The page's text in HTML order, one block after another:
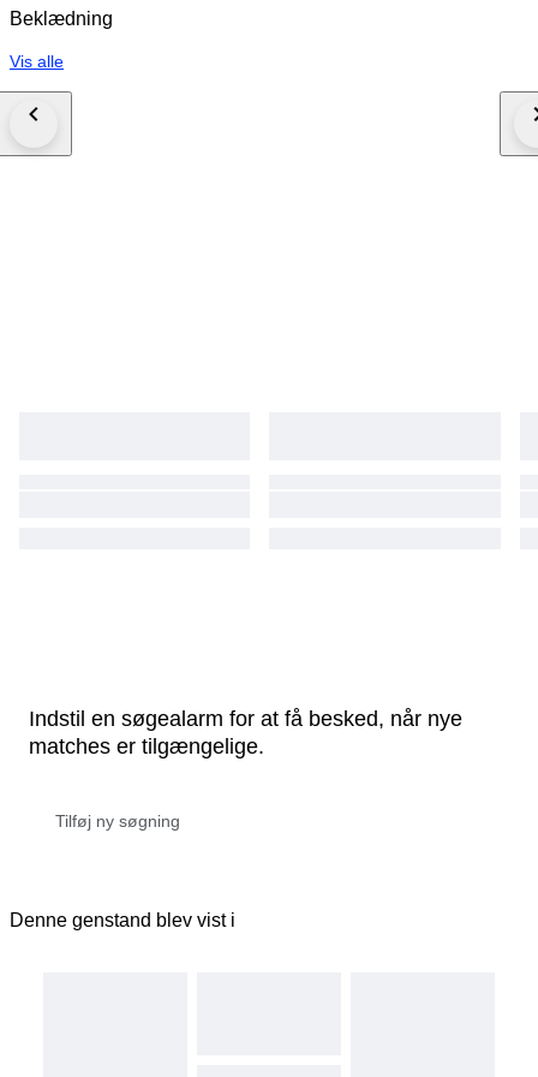
Beklædning
Vis alle
Indstil en søgealarm for at få besked, når nye
matches er tilgængelige.
Denne genstand blev vist i